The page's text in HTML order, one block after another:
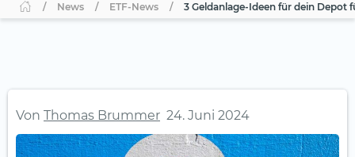
ETF-Sparpläne
News ETF-News 3 Geldanlage-Ideen für dein Depot
Von Thomas Brummer 24. Juni 2024